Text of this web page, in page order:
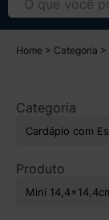
Home Categoria
Categoria
Produto